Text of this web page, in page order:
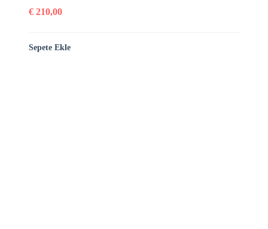
€ 210,00
Sepete Ekle